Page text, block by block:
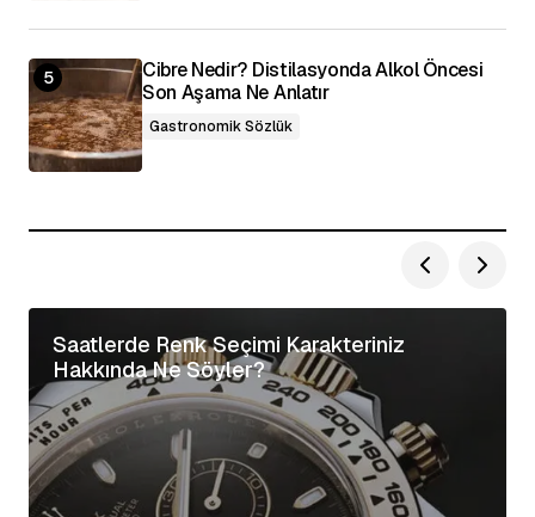
Cibre Nedir? Distilasyonda Alkol Öncesi
Son Aşama Ne Anlatır
Gastronomik Sözlük
Saatlerde Renk Seçimi Karakteriniz
Hakkında Ne Söyler?